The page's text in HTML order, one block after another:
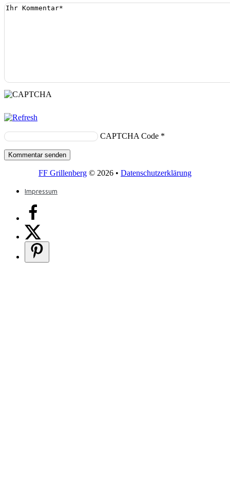
CAPTCHA Code *
FF Grillenberg © 2026 • Datenschutzerklärung
Impressum